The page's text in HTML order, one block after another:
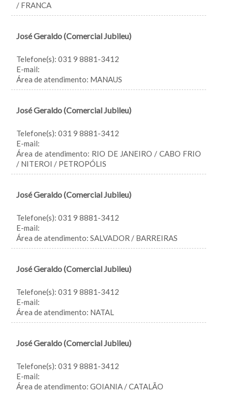
/ FRANCA
José Geraldo (Comercial Jubileu)
Telefone(s): 031 9 8881-3412
E-mail:
Área de atendimento: MANAUS
José Geraldo (Comercial Jubileu)
Telefone(s): 031 9 8881-3412
E-mail:
Área de atendimento: RIO DE JANEIRO / CABO FRIO
/ NITEROI / PETROPÓLIS
José Geraldo (Comercial Jubileu)
Telefone(s): 031 9 8881-3412
E-mail:
Área de atendimento: SALVADOR / BARREIRAS
José Geraldo (Comercial Jubileu)
Telefone(s): 031 9 8881-3412
E-mail:
Área de atendimento: NATAL
José Geraldo (Comercial Jubileu)
Telefone(s): 031 9 8881-3412
E-mail:
Área de atendimento: GOIANIA / CATALÃO